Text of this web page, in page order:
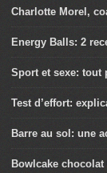
Charlotte Morel,
Energy Balls: 2
Sport et sexe: tout
Test d’effort:
Barre au sol: une
Bowlcake